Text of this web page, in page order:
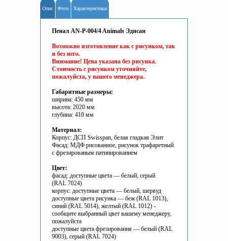
Опис Фото Характеристики
Пенал AN-P-004/4 Animals Эдисан
Возможно изготовление как с рисунком, так
и без него.
Внимание! Цена указана без рисунка.
Стоимость с рисунком уточняйте,
пожалуйста, у вашего менеджера.
Габаритные размеры:
ширина: 450 мм
высота: 2020 мм
глубина: 410 мм
Материал:
Корпус: ДСП Swisspan, белая гладкая Элит
Фасад: МДФ рисованное, рисунок трафаретный
с фрезированым патинированием
Цвет:
фасад: доступные цвета — белый, серый
(RAL 7024)
корпус: доступные цвета — белый, шервуд
доступные цвета рисунка — беж (RAL 1013),
синий (RAL 5014), желтый (RAL 1012) -
сообщите выбранный цвет вашему менеджеру,
пожалуйста
доступные цвета фрезирования — белый (RAL
9003), серый (RAL 7024)